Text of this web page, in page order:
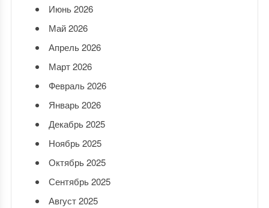
Июнь 2026
Май 2026
Апрель 2026
Март 2026
Февраль 2026
Январь 2026
Декабрь 2025
Ноябрь 2025
Октябрь 2025
Сентябрь 2025
Август 2025